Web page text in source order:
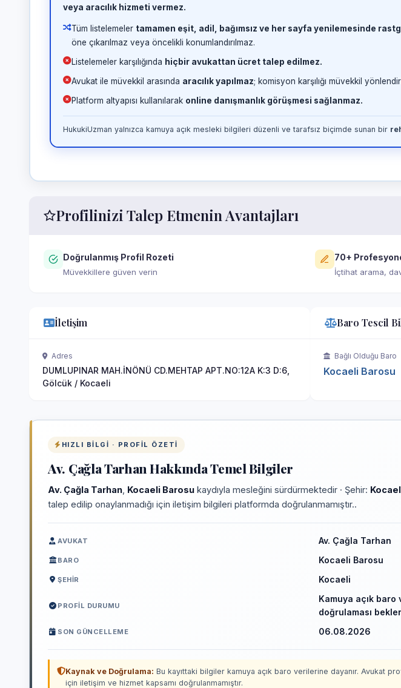
veya aracılık hizmeti vermez.
Tüm listelemeler tamamen eşit, adil, bağımsız ve her sayfa yenilemesinde
öne çıkarılmaz veya öncelikli konumlandırılmaz.
Listelemeler karşılığında hiçbir avukattan ücret talep edilmez.
Avukat ile müvekkil arasında aracılık yapılmaz; komisyon karşılığı müvekkil
Platform altyapısı kullanılarak online danışmanlık görüşmesi sağlanmaz.
HukukiUzman yalnızca kamuya açık mesleki bilgileri düzenli ve tarafsız biçimde sunan bir
Profilinizi Talep Etmenin Avantajları
Doğrulanmış Profil Rozeti
Müvekkillere güven verin
70+
İçtihat arama,
İletişim
Adres
DUMLUPINAR MAH.İNÖNÜ CD.MEHTAP APT.NO:12A K:3 D:6,
Gölcük / Kocaeli
Baro Tescil
Bağlı Olduğu Baro
Kocaeli Barosu
HIZLI BILGI · PROFIL ÖZETI
Av. Çağla Tarhan Hakkında Temel Bilgiler
Av. Çağla Tarhan Kocaeli Barosu kaydıyla mesleğini sürdürmektedir · Şehir:
talep edilip onaylanmadığı için iletişim bilgileri platformda doğrulanmamıştır..
AVUKAT Av. Çağla Tarhan
BARO Kocaeli Barosu
ŞEHIR Kocaeli
PROFIL DURUMU
Kamuya açık
doğrulaması
SON GÜNCELLEME 06.08.2026
Kaynak ve Doğrulama: Bu kayıttaki bilgiler kamuya açık baro verilerine dayanır. Avukat
için iletişim ve hizmet kapsamı doğrulanmamıştır.